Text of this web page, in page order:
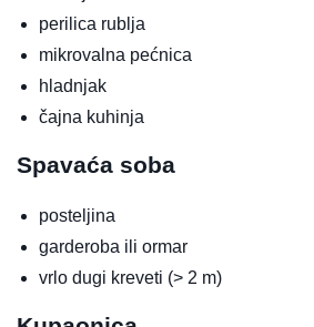
perilica rublja
mikrovalna pećnica
hladnjak
čajna kuhinja
Spavaća soba
posteljina
garderoba ili ormar
vrlo dugi kreveti (> 2 m)